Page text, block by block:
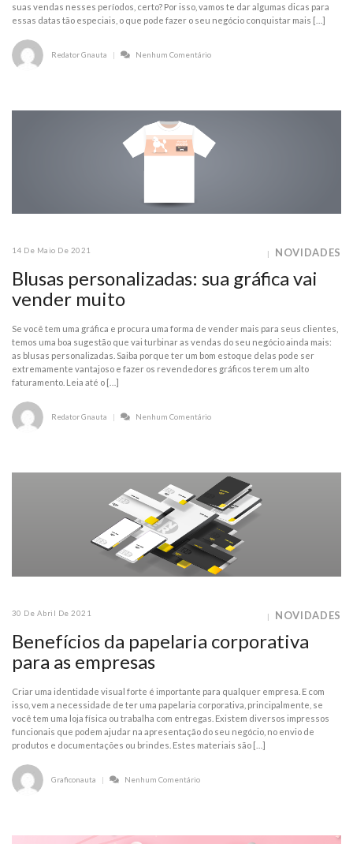
suas vendas nesses períodos, certo? Por isso, vamos te dar algumas dicas para
essas datas tão especiais, o que pode fazer o seu negócio conquistar mais […]
Redator Gnauta Nenhum Comentário
14 De Maio De 2021 NOVIDADES
Blusas personalizadas: sua gráfica vai
vender muito
Se você tem uma gráfica e procura uma forma de vender mais para seus clientes,
temos uma boa sugestão que vai turbinar as vendas do seu negócio ainda mais:
as blusas personalizadas. Saiba porque ter um bom estoque delas pode ser
extremamente vantajoso e fazer os revendedores gráficos terem um alto
faturamento. Leia até o […]
Redator Gnauta Nenhum Comentário
30 De Abril De 2021 NOVIDADES
Benefícios da papelaria corporativa
para as empresas
Criar uma identidade visual forte é importante para qualquer empresa. E com
isso, vem a necessidade de ter uma papelaria corporativa, principalmente, se
você tem uma loja física ou trabalha com entregas. Existem diversos impressos
funcionais que podem ajudar na apresentação do seu negócio, no envio de
produtos e documentações ou brindes. Estes materiais são […]
Graficonauta Nenhum Comentário